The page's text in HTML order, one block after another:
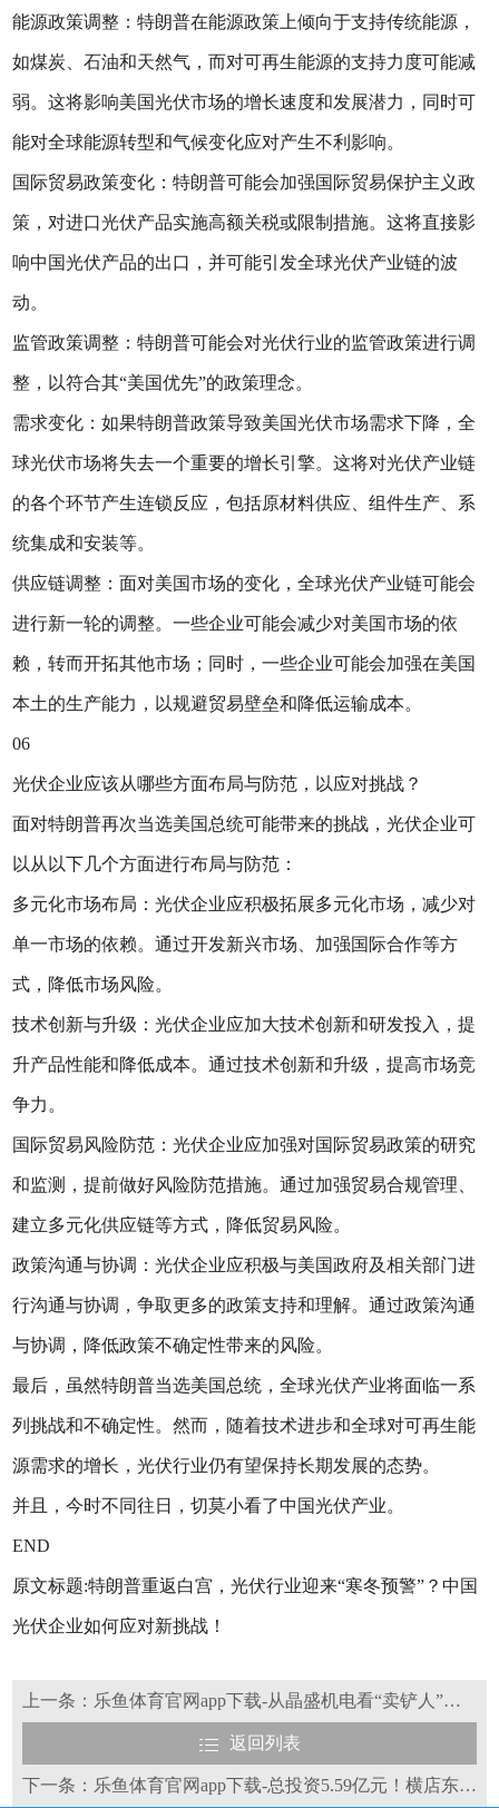
能源政策调整：特朗普在能源政策上倾向于支持传统能源，
如煤炭、石油和天然气，而对可再生能源的支持力度可能减
弱。这将影响美国光伏市场的增长速度和发展潜力，同时可
能对全球能源转型和气候变化应对产生不利影响。
国际贸易政策变化：特朗普可能会加强国际贸易保护主义政
策，对进口光伏产品实施高额关税或限制措施。这将直接影
响中国光伏产品的出口，并可能引发全球光伏产业链的波
动。
监管政策调整：特朗普可能会对光伏行业的监管政策进行调
整，以符合其“美国优先”的政策理念。
需求变化：如果特朗普政策导致美国光伏市场需求下降，全
球光伏市场将失去一个重要的增长引擎。这将对光伏产业链
的各个环节产生连锁反应，包括原材料供应、组件生产、系
统集成和安装等。
供应链调整：面对美国市场的变化，全球光伏产业链可能会
进行新一轮的调整。一些企业可能会减少对美国市场的依
赖，转而开拓其他市场；同时，一些企业可能会加强在美国
本土的生产能力，以规避贸易壁垒和降低运输成本。
06
光伏企业应该从哪些方面布局与防范，以应对挑战？
面对特朗普再次当选美国总统可能带来的挑战，光伏企业可
以从以下几个方面进行布局与防范：
多元化市场布局：光伏企业应积极拓展多元化市场，减少对
单一市场的依赖。通过开发新兴市场、加强国际合作等方
式，降低市场风险。
技术创新与升级：光伏企业应加大技术创新和研发投入，提
升产品性能和降低成本。通过技术创新和升级，提高市场竞
争力。
国际贸易风险防范：光伏企业应加强对国际贸易政策的研究
和监测，提前做好风险防范措施。通过加强贸易合规管理、
建立多元化供应链等方式，降低贸易风险。
政策沟通与协调：光伏企业应积极与美国政府及相关部门进
行沟通与协调，争取更多的政策支持和理解。通过政策沟通
与协调，降低政策不确定性带来的风险。
最后，虽然特朗普当选美国总统，全球光伏产业将面临一系
列挑战和不确定性。然而，随着技术进步和全球对可再生能
源需求的增长，光伏行业仍有望保持长期发展的态势。
并且，今时不同往日，切莫小看了中国光伏产业。
END
原文标题:特朗普重返白宫，光伏行业迎来“寒冬预警”？中国
光伏企业如何应对新挑战！
上一条：乐鱼体育官网app下载-从晶盛机电看“卖铲人”的韧性和弊端
返回列表
下一条：乐鱼体育官网app下载-总投资5.59亿元！横店东磁光伏项目正式下线